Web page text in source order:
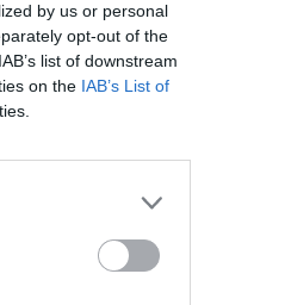
by us or personal
opt-out of the
list of downstream
on the IAB’s List of
Dodaj